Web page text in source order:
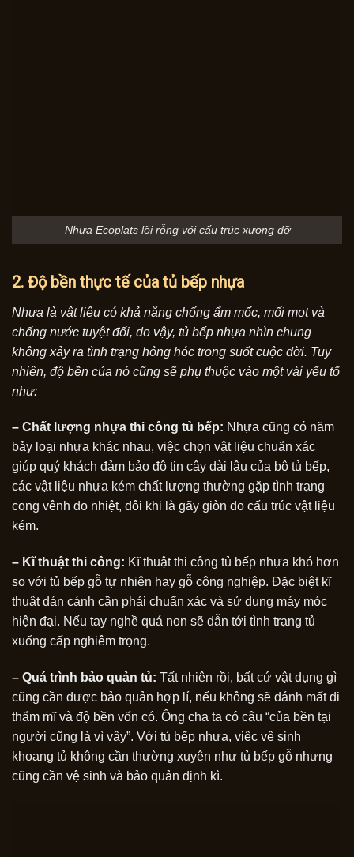
Nhựa Ecoplats lõi rỗng với cấu trúc xương đỡ
2. Độ bền thực tế của tủ bếp nhựa
Nhựa là vật liệu có khả năng chống ẩm mốc, mối mọt và
chống nước tuyệt đối, do vậy, tủ bếp nhựa nhìn chung
không xảy ra tình trạng hỏng hóc trong suốt cuộc đời. Tuy
nhiên, độ bền của nó cũng sẽ phụ thuộc vào một vài yếu tố
như:
– Chất lượng nhựa thi công tủ bếp: Nhựa cũng có năm
bảy loại nhựa khác nhau, việc chọn vật liệu chuẩn xác
giúp quý khách đảm bảo độ tin cậy dài lâu của bộ tủ bếp,
các vật liệu nhựa kém chất lượng thường gặp tình trạng
cong vênh do nhiệt, đôi khi là gãy giòn do cấu trúc vật liệu
kém.
– Kĩ thuật thi công: Kĩ thuật thi công tủ bếp nhựa khó hơn
so với tủ bếp gỗ tự nhiên hay gỗ công nghiệp. Đặc biệt kĩ
thuật dán cánh cần phải chuẩn xác và sử dụng máy móc
hiện đại. Nếu tay nghề quá non sẽ dẫn tới tình trạng tủ
xuống cấp nghiêm trọng.
– Quá trình bảo quản tủ: Tất nhiên rồi, bất cứ vật dụng gì
cũng cần được bảo quản hợp lí, nếu không sẽ đánh mất đi
thẩm mĩ và độ bền vốn có. Ông cha ta có câu “của bền tại
người cũng là vì vậy”. Với tủ bếp nhựa, việc vệ sinh
khoang tủ không cần thường xuyên như tủ bếp gỗ nhưng
cũng cần vệ sinh và bảo quản định kì.